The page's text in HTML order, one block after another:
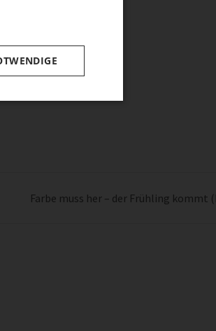
Farbe muss her – der Frühling kommt